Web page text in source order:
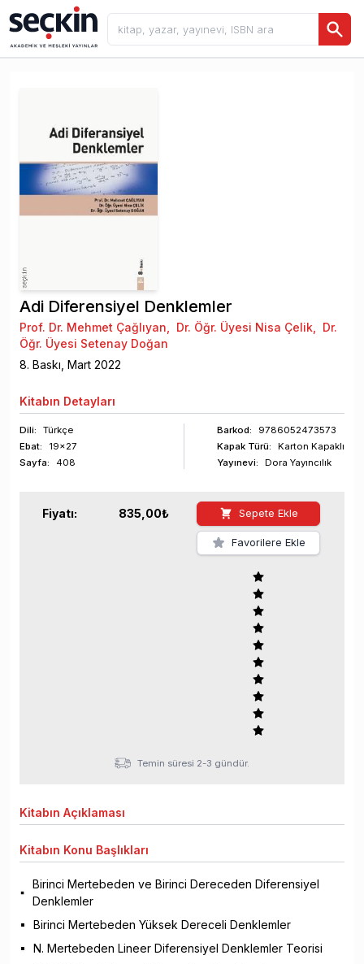
Adi Diferensiyel Denklemler
Prof. Dr. Mehmet Çağlıyan, Dr. Öğr. Üyesi Nisa Çelik, Dr.
Öğr. Üyesi Setenay Doğan
8. Baskı, Mart 2022
Kitabın Detayları
Dili:
Türkçe
Ebat:
19x27
Sayfa: 408
Barkod:
9786052473573
Kapak Türü:
Karton Kapaklı
Yayınevi:
Dora Yayıncılık
Fiyatı: 835,00₺ Sepete Ekle
Favorilere Ekle
Temin süresi 2-3 gündür.
Kitabın Açıklaması
Kitabın Konu Başlıkları
Birinci Mertebeden ve Birinci Dereceden Diferensiyel
Denklemler
Birinci Mertebeden Yüksek Dereceli Denklemler
N. Mertebeden Lineer Diferensiyel Denklemler Teorisi